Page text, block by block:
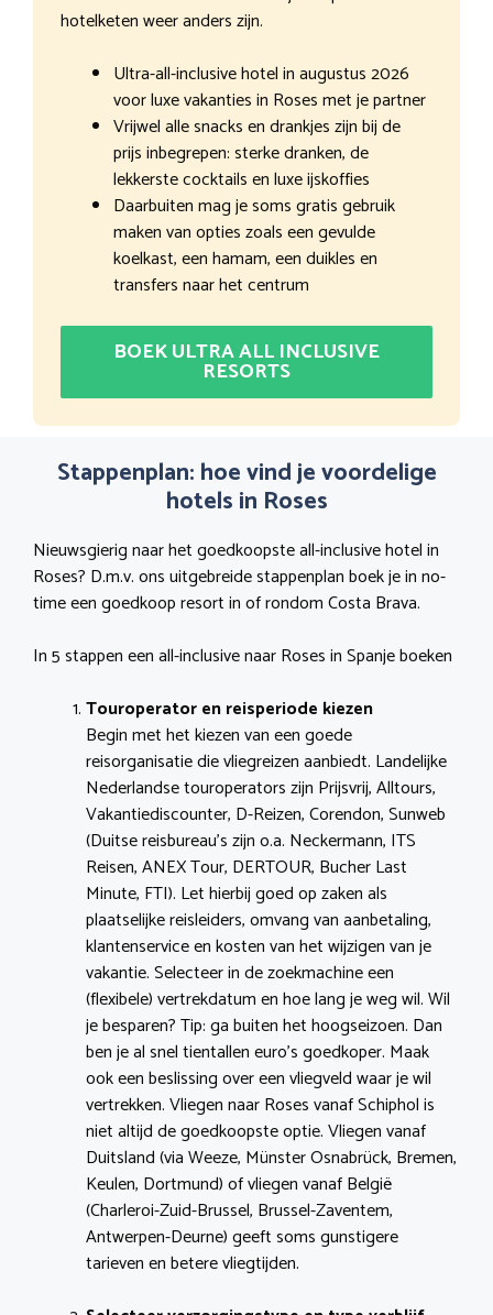
hotelketen weer anders zijn.
Ultra-all-inclusive hotel in augustus 2026
voor luxe vakanties in Roses met je partner
Vrijwel alle snacks en drankjes zijn bij de
prijs inbegrepen: sterke dranken, de
lekkerste cocktails en luxe ijskoffies
Daarbuiten mag je soms gratis gebruik
maken van opties zoals een gevulde
koelkast, een hamam, een duikles en
transfers naar het centrum
BOEK ULTRA ALL INCLUSIVE
RESORTS
Stappenplan: hoe vind je voordelige
hotels in Roses
Nieuwsgierig naar het goedkoopste all-inclusive hotel in
Roses? D.m.v. ons uitgebreide stappenplan boek je in no-
time een goedkoop resort in of rondom Costa Brava.
In 5 stappen een all-inclusive naar Roses in Spanje boeken
Touroperator en reisperiode kiezen
Begin met het kiezen van een goede
reisorganisatie die vliegreizen aanbiedt. Landelijke
Nederlandse touroperators zijn Prijsvrij, Alltours,
Vakantiediscounter, D-Reizen, Corendon, Sunweb
(Duitse reisbureau’s zijn o.a. Neckermann, ITS
Reisen, ANEX Tour, DERTOUR, Bucher Last
Minute, FTI). Let hierbij goed op zaken als
plaatselijke reisleiders, omvang van aanbetaling,
klantenservice en kosten van het wijzigen van je
vakantie. Selecteer in de zoekmachine een
(flexibele) vertrekdatum en hoe lang je weg wil. Wil
je besparen? Tip: ga buiten het hoogseizoen. Dan
ben je al snel tientallen euro’s goedkoper. Maak
ook een beslissing over een vliegveld waar je wil
vertrekken. Vliegen naar Roses vanaf Schiphol is
niet altijd de goedkoopste optie. Vliegen vanaf
Duitsland (via Weeze, Münster Osnabrück, Bremen,
Keulen, Dortmund) of vliegen vanaf België
(Charleroi-Zuid-Brussel, Brussel-Zaventem,
Antwerpen-Deurne) geeft soms gunstigere
tarieven en betere vliegtijden.